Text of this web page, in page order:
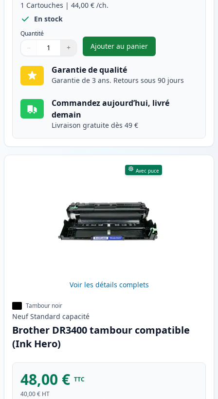
1 Cartouches | 44,00 € /ch.
En stock
Quantité
Quantité
Utilisez les boutons pour ajuster
− +
Quantité
Ajouter au panier
,Brother TN3480 (TN3430)
Garantie de qualité
Garantie de 3 ans. Retours sous 90 jours
Commandez aujourd’hui, livré
demain
Livraison gratuite dès 49 €
Avec puce
Voir les détails complets
Tambour noir
Neuf Standard capacité
Brother DR3400 tambour compatible
(Ink Hero)
48,00 € TTC
40,00 € HT